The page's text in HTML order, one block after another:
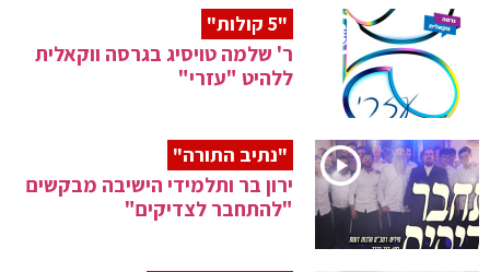
"5 קולות"
ר' שלמה טויסיג בגרסה ווקאלית
ללהיט "עזרי"
"נתיב התורה"
ירון בר ותלמידי הישיבה מבקשים
"להתחבר לצדיקים"